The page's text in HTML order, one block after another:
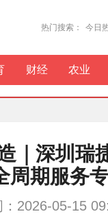
热门搜索： 今日
财经 农业
｜深圳瑞
周期服务
2026-05-15